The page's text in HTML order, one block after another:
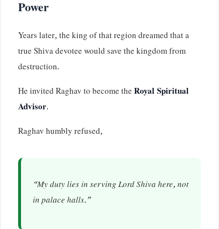
Power
Years later, the king of that region dreamed that a
true Shiva devotee would save the kingdom from
destruction.
He invited Raghav to become theRoyal Spiritual
Advisor.
Raghav humbly refused,
“My duty lies in serving Lord Shiva here, not
in palace halls.”